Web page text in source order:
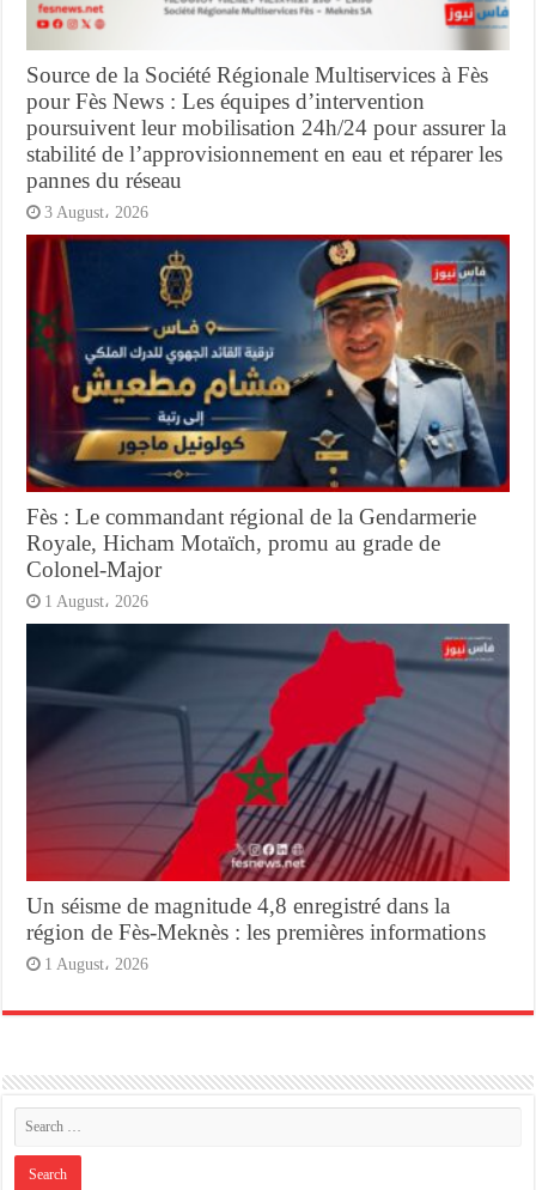
Source de la Société Régionale Multiservices à Fès
pour Fès News : Les équipes d’intervention
poursuivent leur mobilisation 24h/24 pour assurer la
stabilité de l’approvisionnement en eau et réparer les
pannes du réseau
3 August، 2026
Fès : Le commandant régional de la Gendarmerie
Royale, Hicham Motaïch, promu au grade de
Colonel-Major
1 August، 2026
Un séisme de magnitude 4,8 enregistré dans la
région de Fès-Meknès : les premières informations
1 August، 2026